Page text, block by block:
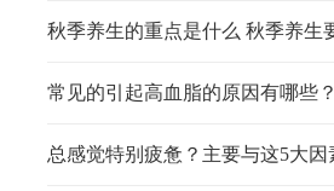
常见的引起高血脂的原因有哪些？